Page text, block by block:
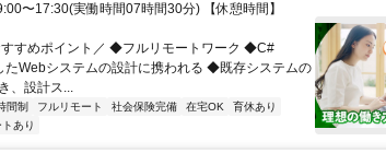
〜17:30(実働時間07時間30分) 【休憩時間】
すすめポイント／ ◆フルリモートワーク ◆C#
たWebシステムの設計に携われる ◆既存システムの
、設計ス...
間制 フルリモート 社会保険完備 在宅OK
育休あり
あり